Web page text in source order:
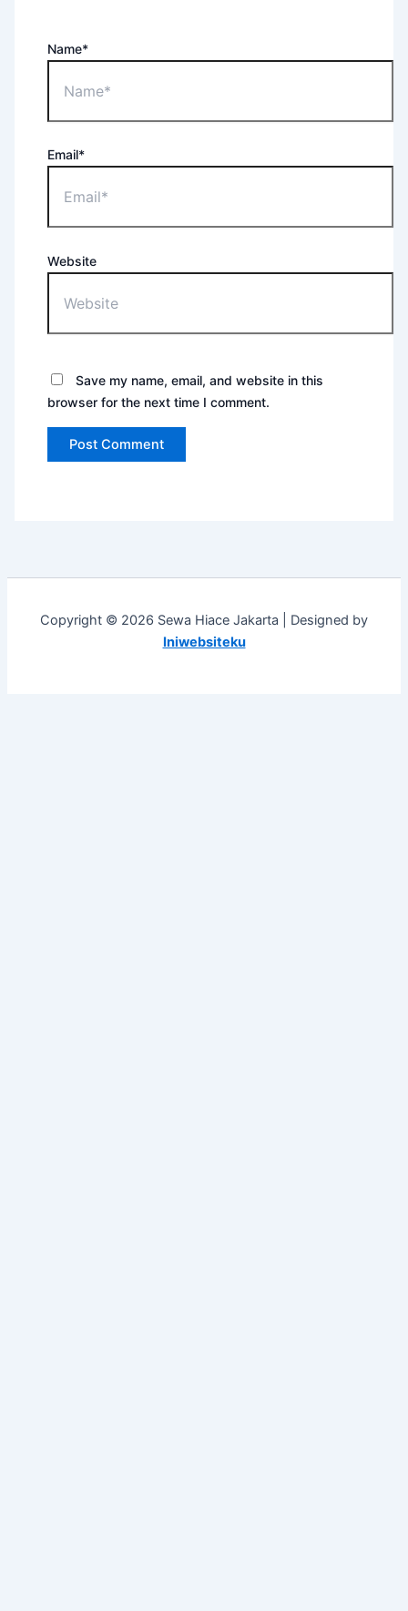
Name*
Email*
Website
Save my name, email, and website in this
browser for the next time I comment.
Copyright © 2026 Sewa Hiace Jakarta | Designed by
Iniwebsiteku